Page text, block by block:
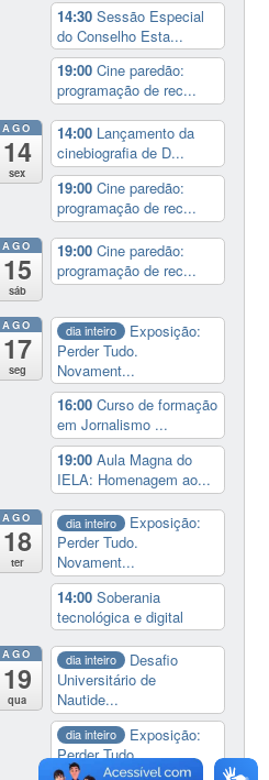
14:30Sessão Especial
do Conselho Esta...
19:00Cine paredão:
programação de rec...
AGO
14
sex
14:00 Lançamento da
cinebiografia de D...
19:00Cine paredão:
programação de rec...
AGO
15
sáb
19:00Cine paredão:
programação de rec...
AGO
17
seg
dia inteiro
Exposição:
Perder Tudo.
Novament...
16:00Curso de formação
em Jornalismo ...
19:00Aula Magna do
IELA: Homenagem ao...
AGO
18
ter
dia inteiro
Exposição:
Perder Tudo.
Novament...
14:00Soberania
tecnológica e digital
AGO
19
qua
dia inteiro
Desafio
Universitário de
Nautide...
dia inteiro
Exposição:
Perder Tudo.
Novament...